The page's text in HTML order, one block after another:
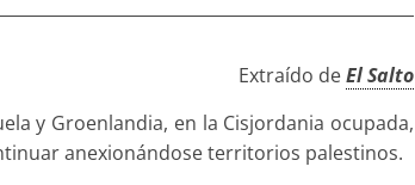
Extraído deEl Salto
y Groenlandia, en la Cisjordania ocupada,
anexionándose territorios palestinos.